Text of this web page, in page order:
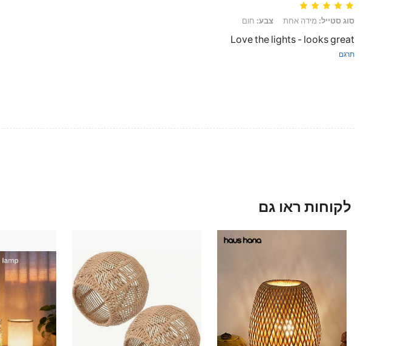
סוג סטייל: מידה אחת, צבע: חום
סוג סטייל: מידה אחת צבע: חום
Love the lights - looks great
תרגם
לקוחות ראו גם